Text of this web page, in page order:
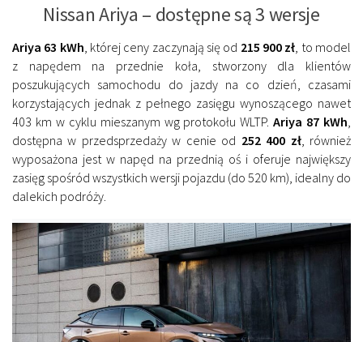
Nissan Ariya – dostępne są 3 wersje
Ariya 63 kWh , której ceny zaczynają się od 215 900 zł , to model
z napędem na przednie koła, stworzony dla klientów
poszukujących samochodu do jazdy na co dzień, czasami
korzystających jednak z pełnego zasięgu wynoszącego nawet
403 km w cyklu mieszanym wg protokołu WLTP.Ariya 87 kWh
dostępna w przedsprzedaży w cenie od 252 400 zł, również
wyposażona jest w napęd na przednią oś i oferuje największy
zasięg spośród wszystkich wersji pojazdu (do 520 km), idealny do
dalekich podróży.